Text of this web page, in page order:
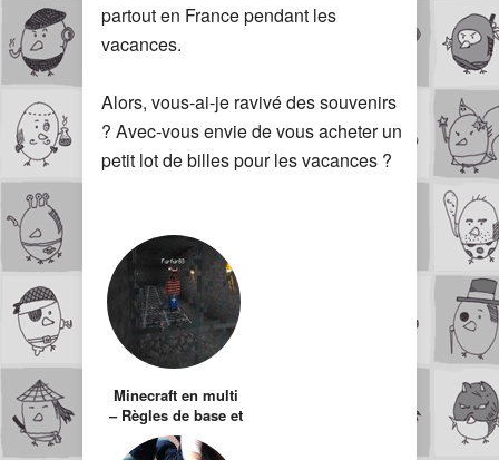
partout en France pendant les
vacances.
Alors, vous-ai-je ravivé des souvenirs
? Avec-vous envie de vous acheter un
petit lot de billes pour les vacances ?
Minecraft en multi
– Règles de base et
Parcours du
combattant